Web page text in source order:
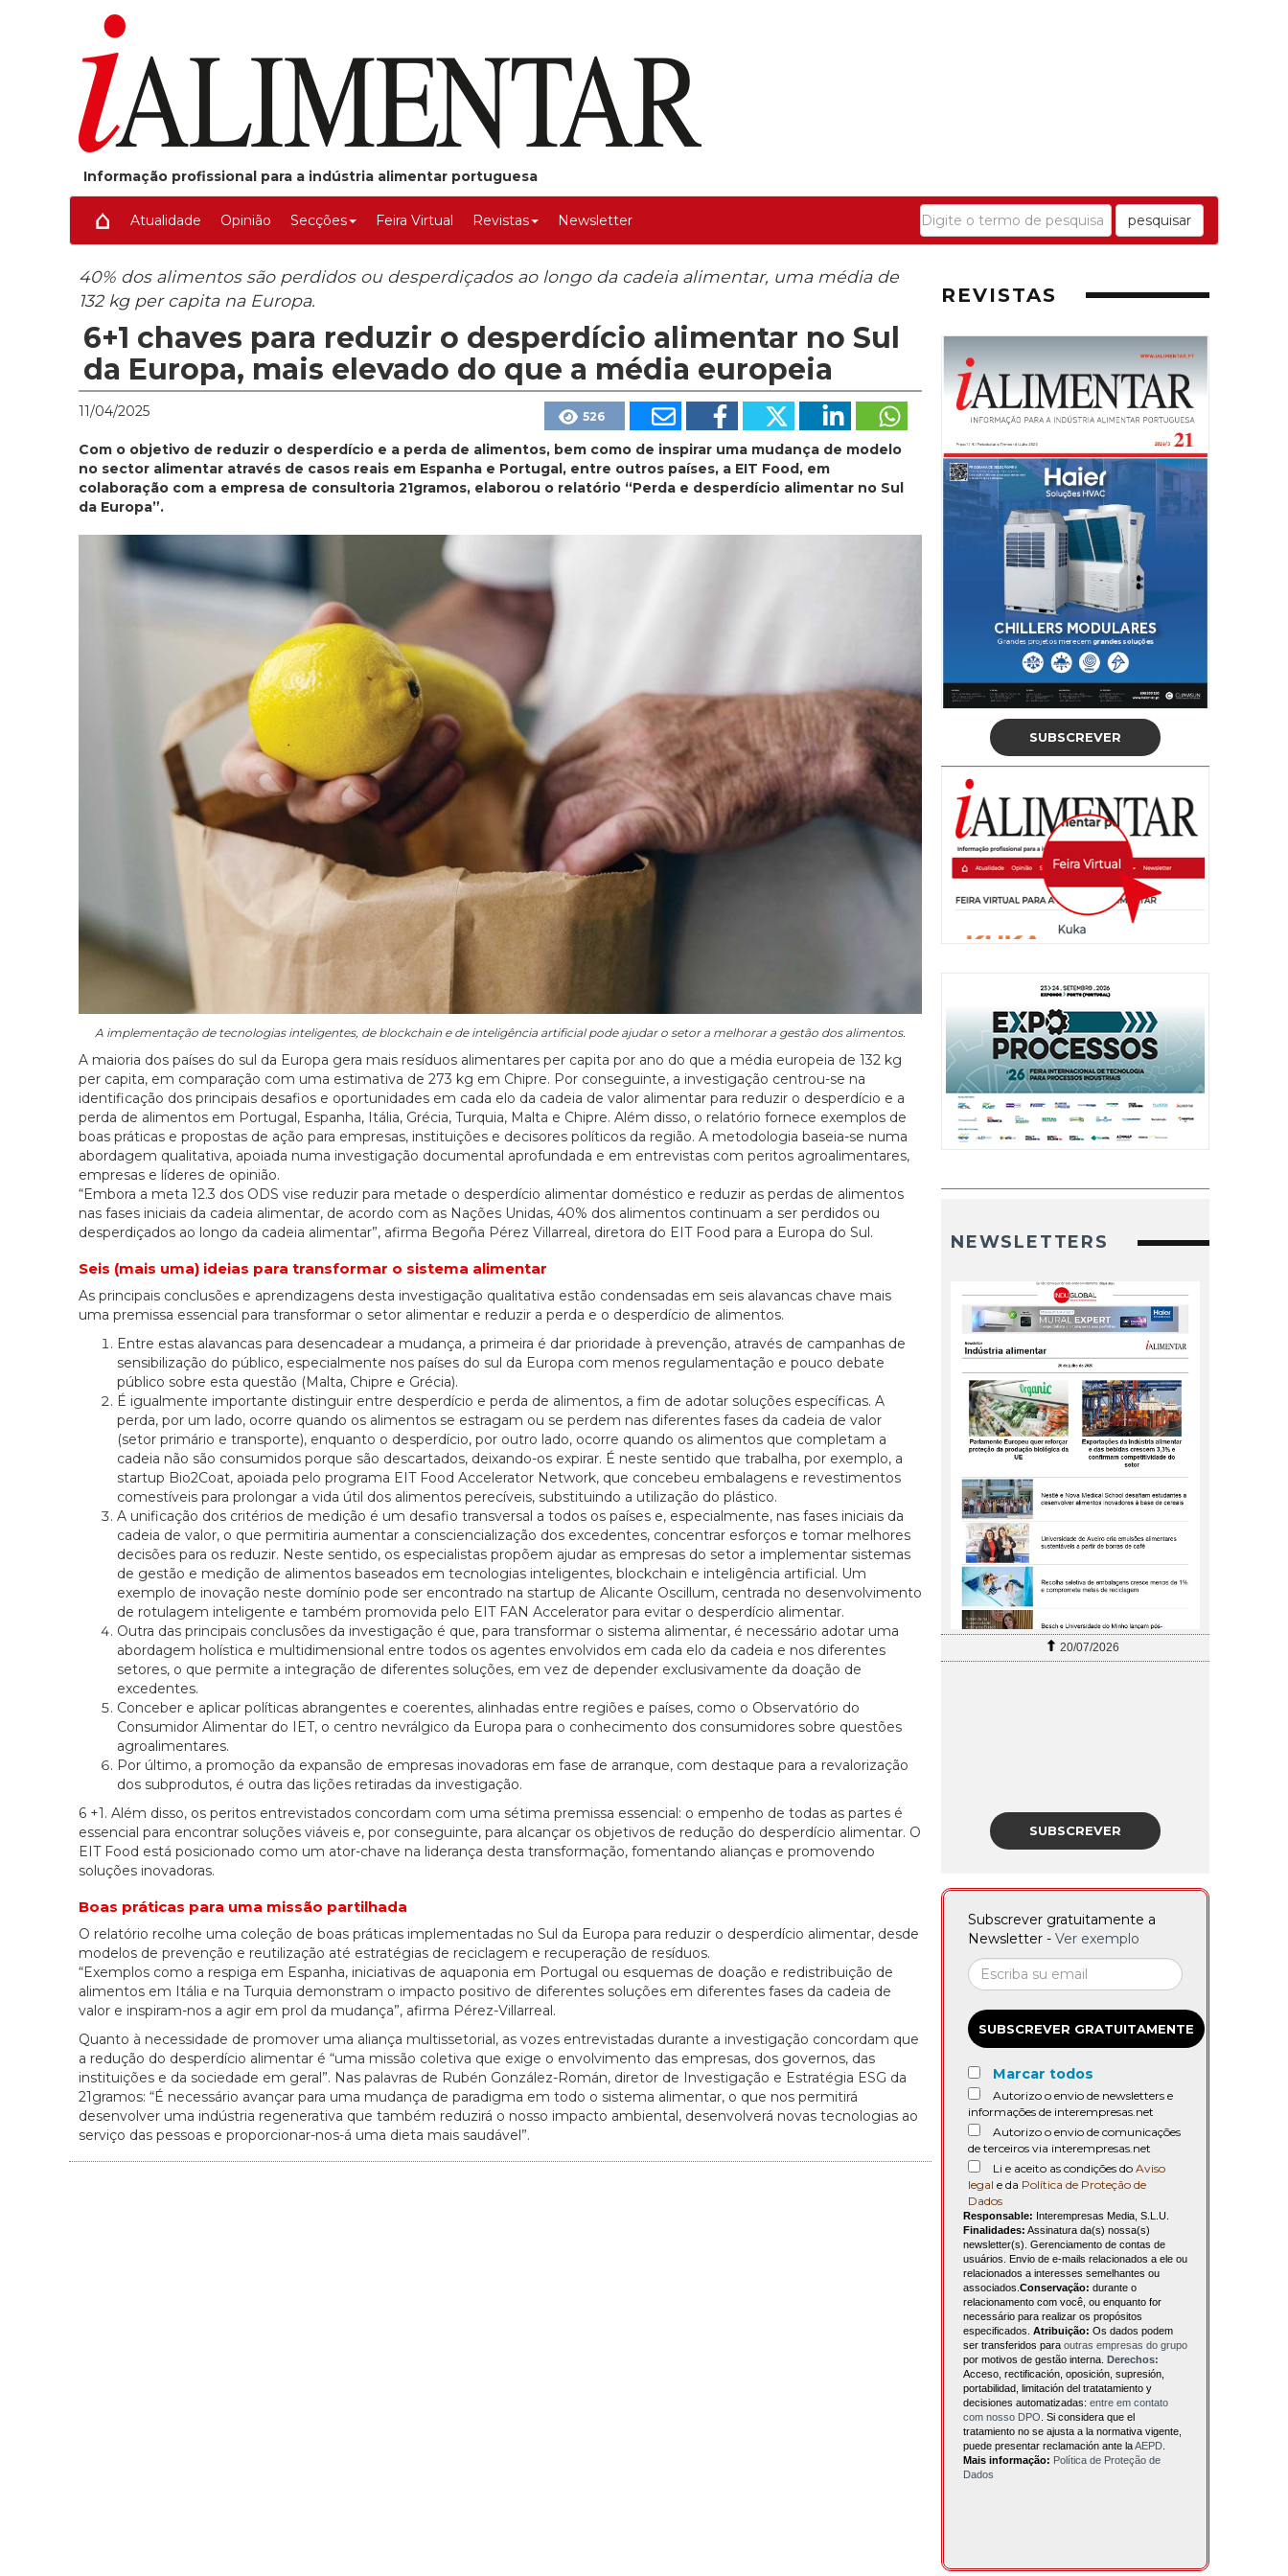
Informação profissional para a indústria alimentar portuguesa
Atualidade Opinião Secções Feira Virtual Revistas Newsletter pesquisar
40% dos alimentos são perdidos ou desperdiçados ao longo da cadeia alimentar, uma média de
132 kg per capita na Europa.
6+1 chaves para reduzir o desperdício alimentar no Sul
da Europa, mais elevado do que a média europeia
11/04/2025 526
Com o objetivo de reduzir o desperdício e a perda de alimentos, bem como de inspirar uma mudança de modelo
no sector alimentar através de casos reais em Espanha e Portugal, entre outros países, a EIT Food, em
colaboração com a empresa de consultoria 21gramos, elaborou o relatório “Perda e desperdício alimentar no Sul
da Europa”.
A implementação de tecnologias inteligentes, de blockchain e de inteligência artificial pode ajudar o setor a melhorar a gestão dos alimentos.
A maioria dos países do sul da Europa gera mais resíduos alimentares per capita por ano do que a média europeia de 132 kg
per capita, em comparação com uma estimativa de 273 kg em Chipre. Por conseguinte, a investigação centrou-se na
identificação dos principais desafios e oportunidades em cada elo da cadeia de valor alimentar para reduzir o desperdício e a
perda de alimentos em Portugal, Espanha, Itália, Grécia, Turquia, Malta e Chipre. Além disso, o relatório fornece exemplos de
boas práticas e propostas de ação para empresas, instituições e decisores políticos da região. A metodologia baseia-se numa
abordagem qualitativa, apoiada numa investigação documental aprofundada e em entrevistas com peritos agroalimentares,
empresas e líderes de opinião.
“Embora a meta 12.3 dos ODS vise reduzir para metade o desperdício alimentar doméstico e reduzir as perdas de alimentos
nas fases iniciais da cadeia alimentar, de acordo com as Nações Unidas, 40% dos alimentos continuam a ser perdidos ou
desperdiçados ao longo da cadeia alimentar”, afirma Begoña Pérez Villarreal, diretora do EIT Food para a Europa do Sul.
Seis (mais uma) ideias para transformar o sistema alimentar
As principais conclusões e aprendizagens desta investigação qualitativa estão condensadas em seis alavancas chave mais
uma premissa essencial para transformar o setor alimentar e reduzir a perda e o desperdício de alimentos.
Entre estas alavancas para desencadear a mudança, a primeira é dar prioridade à prevenção, através de campanhas de
sensibilização do público, especialmente nos países do sul da Europa com menos regulamentação e pouco debate
público sobre esta questão (Malta, Chipre e Grécia).
É igualmente importante distinguir entre desperdício e perda de alimentos, a fim de adotar soluções específicas. A
perda, por um lado, ocorre quando os alimentos se estragam ou se perdem nas diferentes fases da cadeia de valor
(setor primário e transporte), enquanto o desperdício, por outro lado, ocorre quando os alimentos que completam a
cadeia não são consumidos porque são descartados, deixando-os expirar. É neste sentido que trabalha, por exemplo, a
startup Bio2Coat, apoiada pelo programa EIT Food Accelerator Network, que concebeu embalagens e revestimentos
comestíveis para prolongar a vida útil dos alimentos perecíveis, substituindo a utilização do plástico.
A unificação dos critérios de medição é um desafio transversal a todos os países e, especialmente, nas fases iniciais da
cadeia de valor, o que permitiria aumentar a consciencialização dos excedentes, concentrar esforços e tomar melhores
decisões para os reduzir. Neste sentido, os especialistas propõem ajudar as empresas do setor a implementar sistemas
de gestão e medição de alimentos baseados em tecnologias inteligentes, blockchain e inteligência artificial. Um
exemplo de inovação neste domínio pode ser encontrado na startup de Alicante Oscillum, centrada no desenvolvimento
de rotulagem inteligente e também promovida pelo EIT FAN Accelerator para evitar o desperdício alimentar.
Outra das principais conclusões da investigação é que, para transformar o sistema alimentar, é necessário adotar uma
abordagem holística e multidimensional entre todos os agentes envolvidos em cada elo da cadeia e nos diferentes
setores, o que permite a integração de diferentes soluções, em vez de depender exclusivamente da doação de
excedentes.
Conceber e aplicar políticas abrangentes e coerentes, alinhadas entre regiões e países, como o Observatório do
Consumidor Alimentar do IET, o centro nevrálgico da Europa para o conhecimento dos consumidores sobre questões
agroalimentares.
Por último, a promoção da expansão de empresas inovadoras em fase de arranque, com destaque para a revalorização
dos subprodutos, é outra das lições retiradas da investigação.
6 +1. Além disso, os peritos entrevistados concordam com uma sétima premissa essencial: o empenho de todas as partes é
essencial para encontrar soluções viáveis e, por conseguinte, para alcançar os objetivos de redução do desperdício alimentar. O
EIT Food está posicionado como um ator-chave na liderança desta transformação, fomentando alianças e promovendo
soluções inovadoras.
Boas práticas para uma missão partilhada
O relatório recolhe uma coleção de boas práticas implementadas no Sul da Europa para reduzir o desperdício alimentar, desde
modelos de prevenção e reutilização até estratégias de reciclagem e recuperação de resíduos.
“Exemplos como a respiga em Espanha, iniciativas de aquaponia em Portugal ou esquemas de doação e redistribuição de
alimentos em Itália e na Turquia demonstram o impacto positivo de diferentes soluções em diferentes fases da cadeia de
valor e inspiram-nos a agir em prol da mudança”, afirma Pérez-Villarreal.
Quanto à necessidade de promover uma aliança multissetorial, as vozes entrevistadas durante a investigação concordam que
a redução do desperdício alimentar é “uma missão coletiva que exige o envolvimento das empresas, dos governos, das
instituições e da sociedade em geral”. Nas palavras de Rubén González-Román, diretor de Investigação e Estratégia ESG da
21gramos: “É necessário avançar para uma mudança de paradigma em todo o sistema alimentar, o que nos permitirá
desenvolver uma indústria regenerativa que também reduzirá o nosso impacto ambiental, desenvolverá novas tecnologias ao
serviço das pessoas e proporcionar-nos-á uma dieta mais saudável”.
REVISTAS
SUBSCREVER
NEWSLETTERS
20/07/2026 20/07/2026
SUBSCREVER
Subscrever gratuitamente a
Newsletter - Ver exemplo
SUBSCREVER GRATUITAMENTE
Marcar todos
Autorizo o envio de newsletters e
informações de interempresas.net
Autorizo o envio de comunicações
de terceiros via interempresas.net
Li e aceito as condições do Aviso
legal e da Política de Proteção de
Dados
Responsable: Interempresas Media, S.L.U.
Finalidades: Assinatura da(s) nossa(s)
newsletter(s). Gerenciamento de contas de
usuários. Envio de e-mails relacionados a ele ou
relacionados a interesses semelhantes ou
associados. Conservação: durante o
relacionamento com você, ou enquanto for
necessário para realizar os propósitos
especificados. Atribuição: Os dados podem
ser transferidos para outras empresas do grupo
por motivos de gestão interna.
Derechos:
Acceso, rectificación, oposición, supresión,
portabilidad, limitación del tratatamiento y
decisiones automatizadas: entre em contato
com nosso DPO . Si considera que el
tratamiento no se ajusta a la normativa vigente,
puede presentar reclamación ante laAEPD
Mais informação: Política de Proteção de
Dados